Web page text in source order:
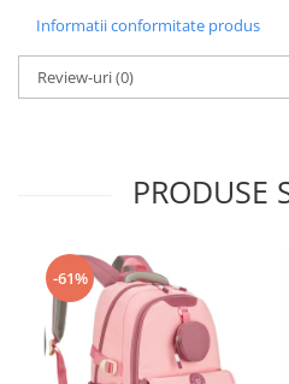
Informatii conformitate produs
Review-uri(0)
PRODUSE
-61%